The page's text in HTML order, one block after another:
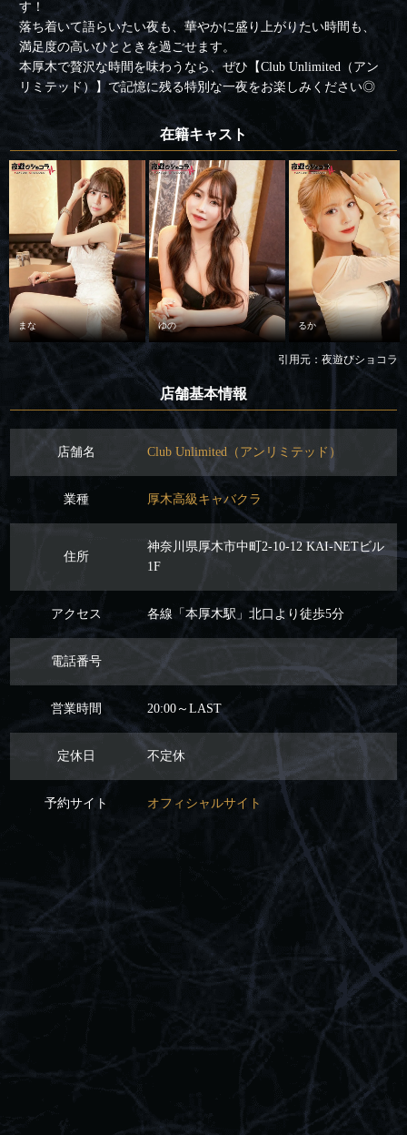
す！
落ち着いて語らいたい夜も、華やかに盛り上がりたい時間も、
満足度の高いひとときを過ごせます。
本厚木で贅沢な時間を味わうなら、ぜひ【Club Unlimited（アン
リミテッド）】で記憶に残る特別な一夜をお楽しみください◎
在籍キャスト
まな ゆの るか
引用元：夜遊びショコラ
店舗基本情報
店舗名 Club Unlimited（アンリミテッド）
業種 厚木高級キャバクラ
住所
神奈川県厚木市中町2-10-12 KAI-NETビル
1F
アクセス 各線「本厚木駅」北口より徒歩5分
電話番号
営業時間 20:00～LAST
定休日 不定休
予約サイト オフィシャルサイト